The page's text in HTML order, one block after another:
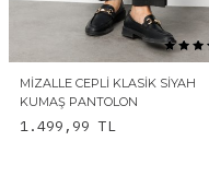
MIZALLE CEPLI KLASIK SIYAH
KUMAŞ PANTOLON
1.499,99 TL